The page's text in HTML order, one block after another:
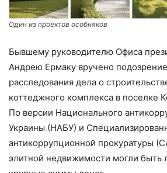
Один из проектов особняков
Бывшему руководителю Офиса
Андрею Ермаку вручено
расследования дела о
коттеджного комплекса в поселке
По версии Национального
Украины (НАБУ) и
антикоррупционной прокуратуры
элитной недвижимости могли быть